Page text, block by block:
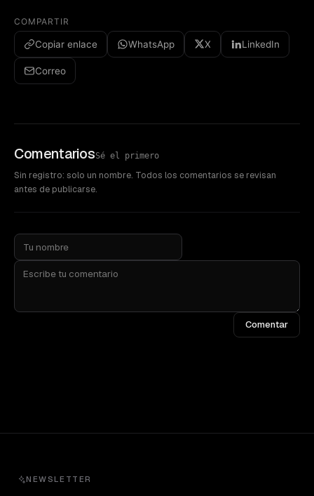
COMPARTIR
Copiar enlace WhatsApp X LinkedIn
Correo
ComentariosSé el primero
Sin registro: solo un nombre. Todos los comentarios se revisan
antes de publicarse.
Comentar
NEWSLETTER